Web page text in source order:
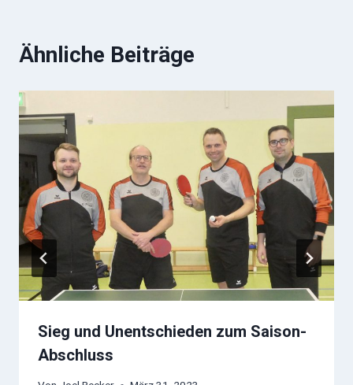
Ähnliche Beiträge
Sieg und Unentschieden zum Saison-
Abschluss